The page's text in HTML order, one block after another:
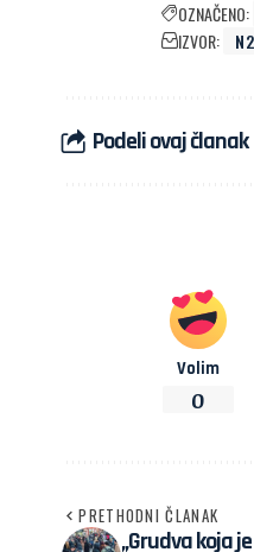
OZNAČENO:
IZVOR:
N2
Podeli ovaj članak
Volim
0
PRETHODNI ČLANAK
„Grudva koja